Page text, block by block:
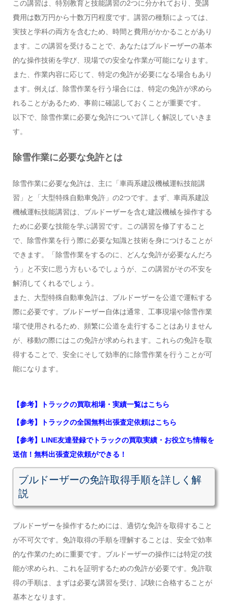
この講習は、特別教育と技能講習の2つに分かれており、受講
費用は数万円から十数万円程度です。講習の種類によっては、
実技と学科の両方を含むため、時間と費用がかかることがあり
ます。この講習を受けることで、あなたはブルドーザーの基本
的な操作技術を学び、現場での安全な作業が可能になります。
また、作業内容に応じて、特定の免許が必要になる場合もあり
ます。例えば、除雪作業を行う場合には、特定の免許が求めら
れることがあるため、事前に確認しておくことが重要です。
以下で、除雪作業に必要な免許について詳しく解説していきま
す。
除雪作業に必要な免許とは
除雪作業に必要な免許は、主に「車両系建設機械運転技能講
習」と「大型特殊自動車免許」の2つです。まず、車両系建設
機械運転技能講習は、ブルドーザーを含む建設機械を操作する
ために必要な技能を学ぶ講習です。この講習を修了すること
で、除雪作業を行う際に必要な知識と技術を身につけることが
できます。「除雪作業をするのに、どんな免許が必要なんだろ
う」と不安に思う方もいるでしょうが、この講習がその不安を
解消してくれるでしょう。
また、大型特殊自動車免許は、ブルドーザーを公道で運転する
際に必要です。ブルドーザー自体は通常、工事現場や除雪作業
場で使用されるため、頻繁に公道を走行することはありません
が、移動の際にはこの免許が求められます。これらの免許を取
得することで、安全にそして効率的に除雪作業を行うことが可
能になります。
【参考】トラックの買取相場・実績一覧はこちら
【参考】トラックの全国無料出張査定依頼はこちら
【参考】LINE友達登録でトラックの買取実績・お役立ち情報を
送信！無料出張査定依頼ができる！
ブルドーザーの免許取得手順を詳しく解
説
ブルドーザーを操作するためには、適切な免許を取得すること
が不可欠です。免許取得の手順を理解することは、安全で効率
的な作業のために重要です。ブルドーザーの操作には特定の技
能が求められ、これを証明するための免許が必要です。免許取
得の手順は、まずは必要な講習を受け、試験に合格することが
基本となります。